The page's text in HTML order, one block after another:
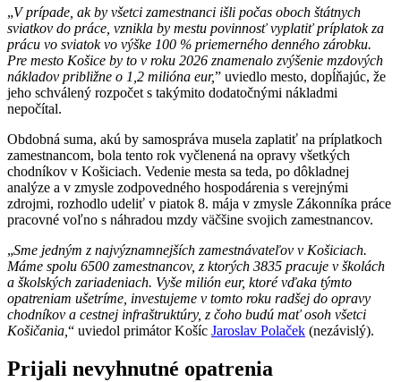
„V prípade, ak by všetci zamestnanci išli počas oboch štátnych
sviatkov do práce, vznikla by mestu povinnosť vyplatiť príplatok za
prácu vo sviatok vo výške 100 % priemerného denného zárobku.
Pre mesto Košice by to v roku 2026 znamenalo zvýšenie mzdových
nákladov približne o 1,2 milióna eur,” uviedlo mesto, dopĺňajúc, že
jeho schválený rozpočet s takýmito dodatočnými nákladmi
nepočítal.
Obdobná suma, akú by samospráva musela zaplatiť na príplatkoch
zamestnancom, bola tento rok vyčlenená na opravy všetkých
chodníkov v Košiciach. Vedenie mesta sa teda, po dôkladnej
analýze a v zmysle zodpovedného hospodárenia s verejnými
zdrojmi, rozhodlo udeliť v piatok 8. mája v zmysle Zákonníka práce
pracovné voľno s náhradou mzdy väčšine svojich zamestnancov.
„Sme jedným z najvýznamnejších zamestnávateľov v Košiciach.
Máme spolu 6500 zamestnancov, z ktorých 3835 pracuje v školách
a školských zariadeniach. Vyše milión eur, ktoré vďaka týmto
opatreniam ušetríme, investujeme v tomto roku radšej do opravy
chodníkov a cestnej infraštruktúry, z čoho budú mať osoh všetci
Košičania,“ uviedol primátor Košíc Jaroslav Polaček (nezávislý).
Prijali nevyhnutné opatrenia